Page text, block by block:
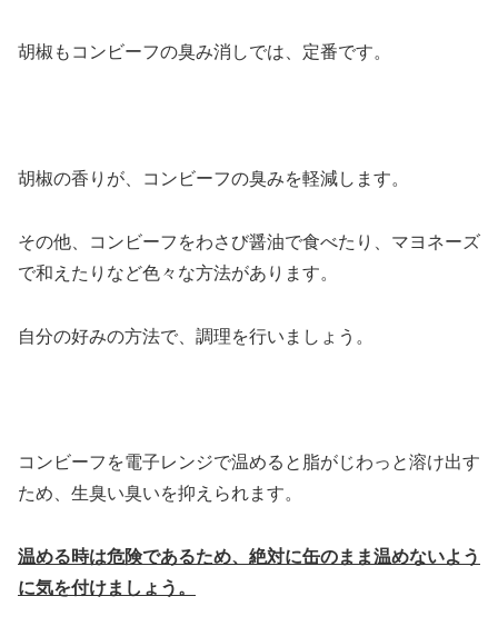
胡椒もコンビーフの臭み消しでは、定番です。
胡椒の香りが、コンビーフの臭みを軽減します。
その他、コンビーフをわさび醤油で食べたり、マヨネーズ
で和えたりなど色々な方法があります。
自分の好みの方法で、調理を行いましょう。
コンビーフを電子レンジで温めると脂がじわっと溶け出す
ため、生臭い臭いを抑えられます。
温める時は危険であるため、絶対に缶のまま温めないよう
に気を付けましょう。